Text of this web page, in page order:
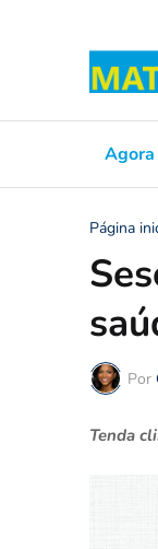
Agora
Página
Por
Tenda